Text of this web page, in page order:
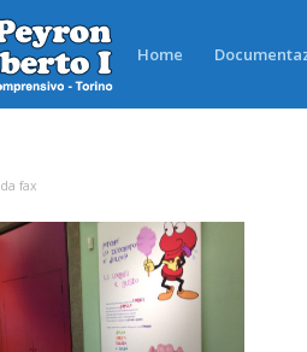
Home
dafax